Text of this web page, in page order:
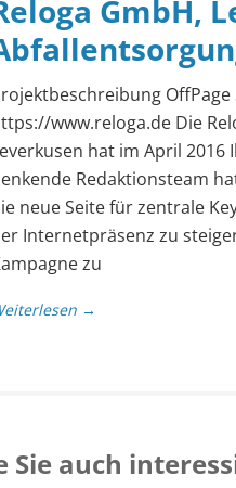
GmbH,
www.reloga.de Die
hat im April
Redaktionsteam
neue Seite für zentrale
Internetpräsenz zu
zu
→
Sie auch